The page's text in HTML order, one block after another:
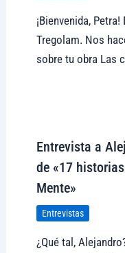
¡Bienvenida,
Tregolam. Nos
sobre tu obra Las
Entrevista a
de «17
Mente»
Entrevistas
¿Qué tal,